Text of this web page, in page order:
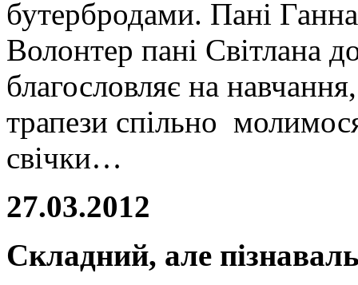
бутербродами. Пані
Волонтер пані Світлана
благословляє на
трапези спільно
свічки…
27.03.2012
Складний, але